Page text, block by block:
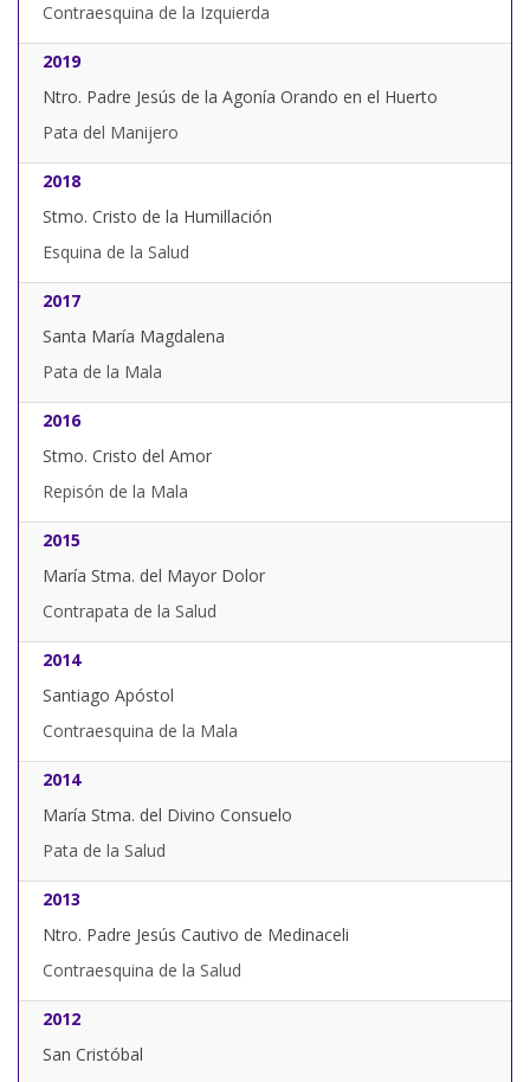
Contraesquina de la Izquierda
2019
Ntro. Padre Jesús de la Agonía Orando en el Huerto
Pata del Manijero
2018
Stmo. Cristo de la Humillación
Esquina de la Salud
2017
Santa María Magdalena
Pata de la Mala
2016
Stmo. Cristo del Amor
Repisón de la Mala
2015
María Stma. del Mayor Dolor
Contrapata de la Salud
2014
Santiago Apóstol
Contraesquina de la Mala
2014
María Stma. del Divino Consuelo
Pata de la Salud
2013
Ntro. Padre Jesús Cautivo de Medinaceli
Contraesquina de la Salud
2012
San Cristóbal